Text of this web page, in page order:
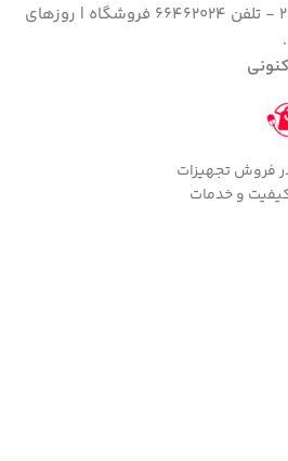
پاسخگویی از ساعت 11 الی 20 - تلفن 66462024 فروشگاه | روزهای
فروش تجهیزات
کیفیت و خدمات